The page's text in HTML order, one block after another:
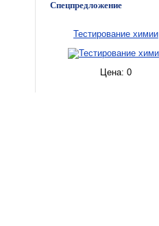
Спецпредложение
Тестирование химии
Цена: 0